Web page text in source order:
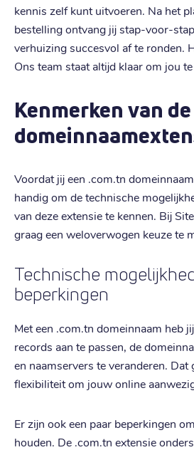
kennis zelf kunt uitvoeren. Na het
bestelling ontvang jij stap-voor-
verhuizing succesvol af te ronden.
Ons team staat altijd klaar om jou
Kenmerken van
Voordat jij een .com.tn
handig om de technische
van deze extensie te kennen. Bij
graag een weloverwogen keuze te
Technische
beperkingen
Met een .com.tn domeinnaam heb
records aan te passen, de
en naamservers te veranderen. Dat
flexibiliteit om jouw online
Er zijn ook een paar beperkingen
houden. De .com.tn extensie